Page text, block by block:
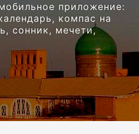
приложение:
компас на
сонник, мечети,